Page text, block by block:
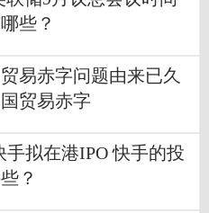
些？
易赤字问题由来已久
贸易赤字
拟在港IPO 快手的投
？